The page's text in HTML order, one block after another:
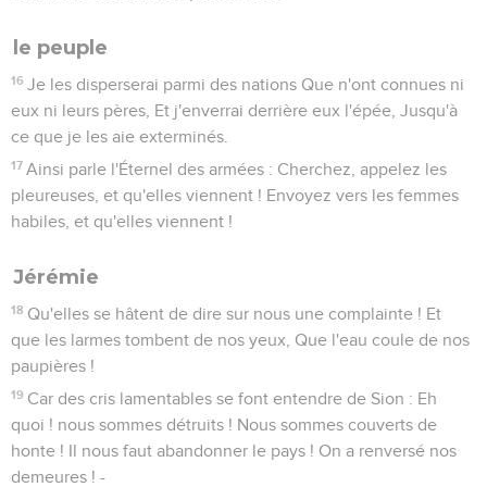
le peuple
16 Je les disperserai parmi des nations Que n'ont connues ni
eux ni leurs pères, Et j'enverrai derrière eux l'épée, Jusqu'à
ce que je les aie exterminés.
17 Ainsi parle l'Éternel des armées : Cherchez, appelez les
pleureuses, et qu'elles viennent ! Envoyez vers les femmes
habiles, et qu'elles viennent !
Jérémie
18 Qu'elles se hâtent de dire sur nous une complainte ! Et
que les larmes tombent de nos yeux, Que l'eau coule de nos
paupières !
19 Car des cris lamentables se font entendre de Sion : Eh
quoi ! nous sommes détruits ! Nous sommes couverts de
honte ! Il nous faut abandonner le pays ! On a renversé nos
demeures ! -